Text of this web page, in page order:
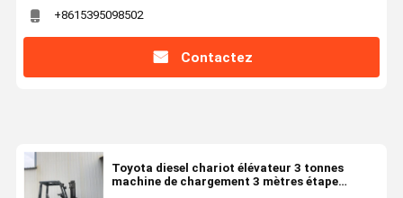
+8615395098502
Contactez
Toyota diesel chariot élévateur 3 tonnes
machine de chargement 3 mètres étape